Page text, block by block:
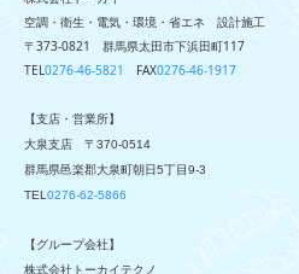
空調・衛生・電気・環境・省エネ 設計施工
〒373-0821 群馬県太田市下浜田町117
TEL0276-46-5821 FAX0276-46-1917
【支店・営業所】
大泉支店 〒370-0514
群馬県邑楽郡大泉町朝日5丁目9-3
TEL0276-62-5866
【グループ会社】
株式会社トーカイテクノ